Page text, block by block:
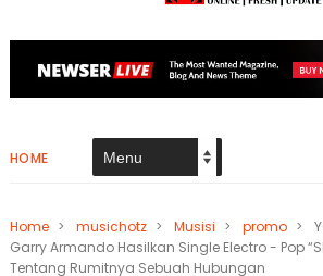
HOME
Home > musichotz > Musisi > promo >
Garry Armando Hasilkan Single Electro - Pop
Tentang Rumitnya Sebuah Hubungan